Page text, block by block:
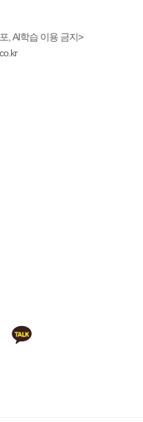
, AI학습 이용 금지>